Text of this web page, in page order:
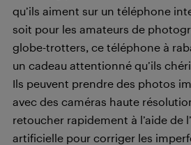
qu’ils aiment sur un téléphone
soit pour les amateurs de
globe-trotters, ce téléphone à
un cadeau attentionné qu’ils
Ils peuvent prendre des photos
avec des caméras haute
retoucher rapidement à l’aide de
artificielle pour corriger les